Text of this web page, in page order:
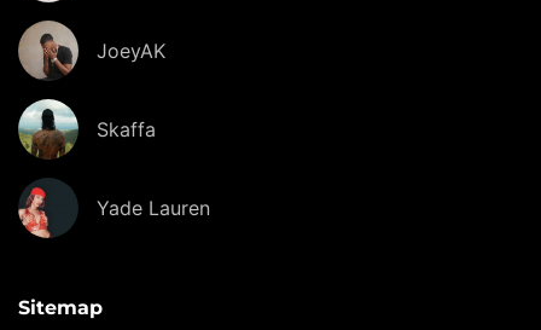
JoeyAK
Skaffa
Yade Lauren
Sitemap